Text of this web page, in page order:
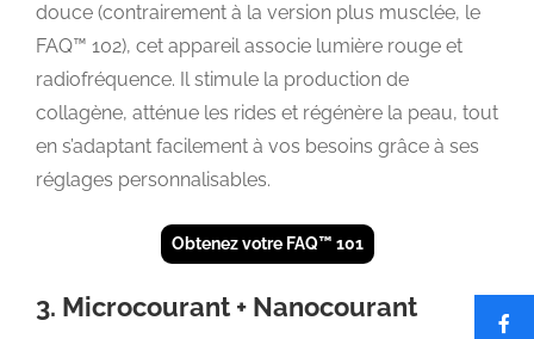
douce (contrairement à la version plus musclée, le
FAQ™ 102), cet appareil associe lumière rouge et
radiofréquence. Il stimule la production de
collagène, atténue les rides et régénère la peau, tout
en s’adaptant facilement à vos besoins grâce à ses
réglages personnalisables.
Obtenez votre FAQ™ 101
3. Microcourant + Nanocourant